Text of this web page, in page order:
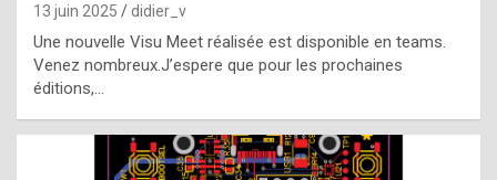
t
t
e
b
13 juin 2025 didier_v
Une nouvelle Visu Meet réalisée est disponible en teams.
Venez nombreux.J’espere que pour les prochaines
éditions,…